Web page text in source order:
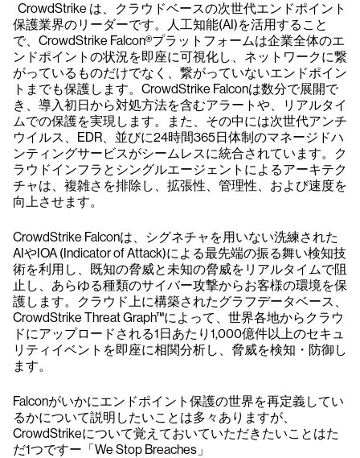
CrowdStrike は、クラウドベースの次世代エンドポイント
保護業界のリーダーです。人工知能(AI)を活用すること
で、CrowdStrike Falcon®プラットフォームは企業全体のエ
ンドポイントの状況を即座に可視化し、ネットワークに繋
がっているものだけでなく、繋がっていないエンドポイン
トまでも保護します。CrowdStrike Falconは数分で展開で
き、導入初日から対処方法を含むアラートや、リアルタイ
ムでの保護を実現します。また、その中には次世代アンチ
ウイルス、EDR、並びに24時間365日体制のマネージドハ
ンティングサービスがシームレスに統合されています。ク
ラウドインフラとシングルエージェントによるアーキテク
チャは、複雑さを排除し、拡張性、管理性、および速度を
向上させます。
CrowdStrike Falconは、シグネチャを用いない洗練された
AIやIOA (Indicator of Attack)による最先端の振る舞い検知技
術を利用し、既知の脅威と未知の脅威をリアルタイムで阻
止し、あらゆる種類のサイバー攻撃からお客様の環境を保
護します。クラウド上に構築されたグラフデータベース、
CrowdStrike Threat Graph™によって、世界各地からクラウ
ドにアップロードされる1日あたり1,000億件以上のセキュ
リティイベントを即座に相関分析し、脅威を検知・防御し
ます。
Falconがいかにエンドポイント保護の世界を再定義してい
るかについて説明したいことは多々ありますが、
CrowdStrikeについて覚えておいていただきたいことはた
だ1つですー「We Stop Breaches」